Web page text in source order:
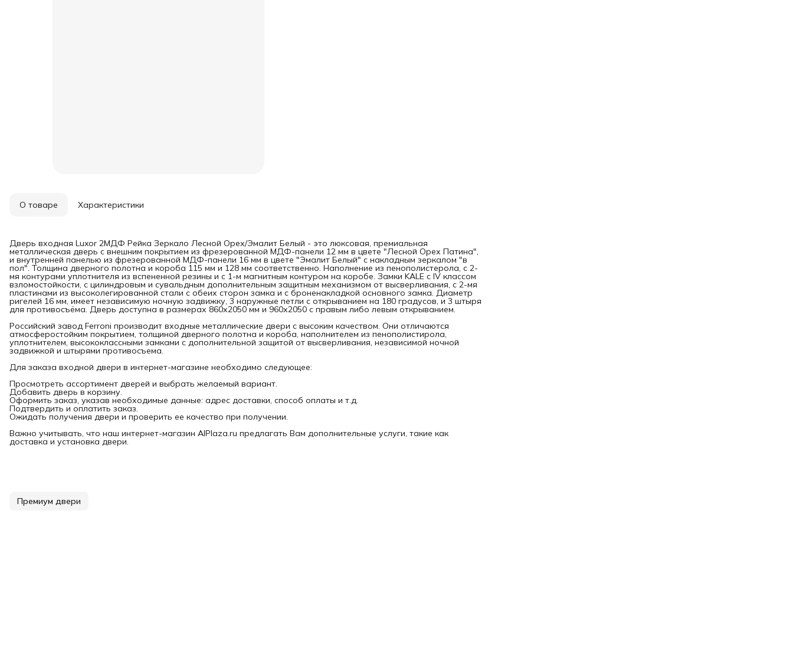
О товаре Характеристики
Дверь входная Luxor 2МДФ Рейка Зеркало Лесной Орех/Эмалит Белый - это люксовая, премиальная
металлическая дверь с внешним покрытием из фрезерованной МДФ-панели 12 мм в цвете "Лесной Орех Патина",
и внутренней панелью из фрезерованной МДФ-панели 16 мм в цвете "Эмалит Белый" с накладным зеркалом "в
пол". Толщина дверного полотна и короба 115 мм и 128 мм соответственно. Наполнение из пенополистерола, с 2-
мя контурами уплотнителя из вспененной резины и с 1-м магнитным контуром на коробе. Замки KALE с IV классом
взломостойкости, с цилиндровым и сувальдным дополнительным защитным механизмом от высверливания, с 2-мя
пластинами из высоколегированной стали с обеих сторон замка и с броненакладкой основного замка. Диаметр
ригелей 16 мм, имеет независимую ночную задвижку, 3 наружные петли с открыванием на 180 градусов, и 3 штыря
для противосъёма. Дверь доступна в размерах 860х2050 мм и 960х2050 с правым либо левым открыванием.
Российский завод Ferroni производит входные металлические двери с высоким качеством. Они отличаются
атмосферостойким покрытием, толщиной дверного полотна и короба, наполнителем из пенополистирола,
уплотнителем, высококлассными замками с дополнительной защитой от высверливания, независимой ночной
задвижкой и штырями противосъема.
Для заказа входной двери в интернет-магазине необходимо следующее:
Просмотреть ассортимент дверей и выбрать желаемый вариант.
Добавить дверь в корзину.
Оформить заказ, указав необходимые данные: адрес доставки, способ оплаты и т.д.
Подтвердить и оплатить заказ.
Ожидать получения двери и проверить ее качество при получении.
Важно учитывать, что наш интернет-магазин AlPlaza.ru предлагать Вам дополнительные услуги, такие как
доставка и установка двери.
Премиум двери